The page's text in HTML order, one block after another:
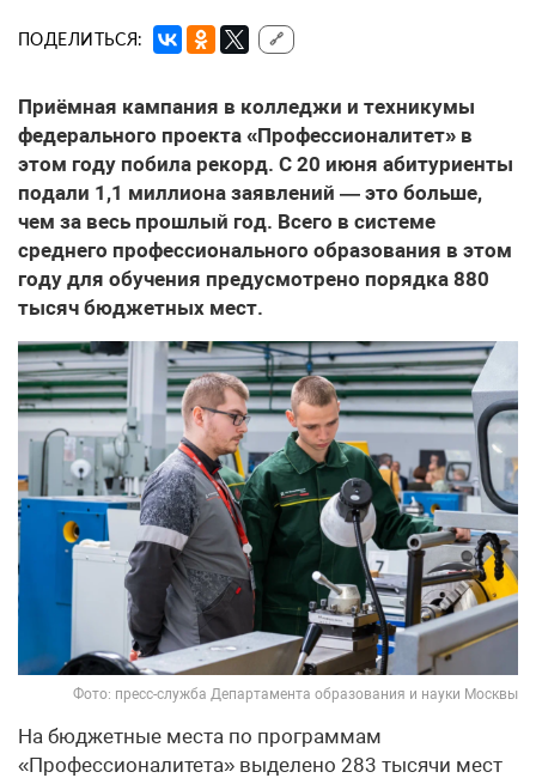
ПОДЕЛИТЬСЯ: 🔗
Приёмная кампания в колледжи и техникумы
федерального проекта «Профессионалитет» в
этом году побила рекорд. С 20 июня абитуриенты
подали 1,1 миллиона заявлений — это больше,
чем за весь прошлый год. Всего в системе
среднего профессионального образования в этом
году для обучения предусмотрено порядка 880
тысяч бюджетных мест.
Фото: пресс-служба Департамента образования и науки Москвы
На бюджетные места по программам
«Профессионалитета» выделено 283 тысячи мест